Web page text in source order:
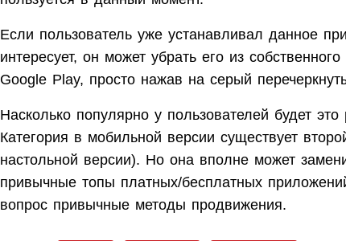
Если пользователь уже устанавливал данное
интересует, он может убрать его из
Google Play, просто нажав на серый
Насколько популярно у пользователей будет
Категория в мобильной версии существует
настольной версии). Но она вполне может
привычные топы платных/бесплатных
вопрос привычные методы продвижения.